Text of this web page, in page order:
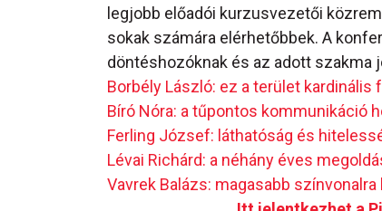
legjobb előadói kurzusvezetői
sokak számára elérhetőbbek. A
döntéshozóknak és az adott szakma
Borbély László: ez a terület kardinális
Bíró Nóra: a tűpontos kommunikáció
Ferling József: láthatóság és
Lévai Richárd: a néhány éves
Vavrek Balázs: magasabb